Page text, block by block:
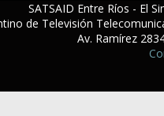
SATSAID Entre Ríos - El
de Televisión
Av. Ramírez